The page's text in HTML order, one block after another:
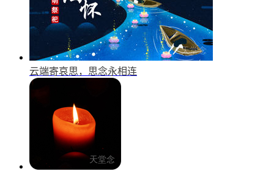
云端寄哀思，思念永相连